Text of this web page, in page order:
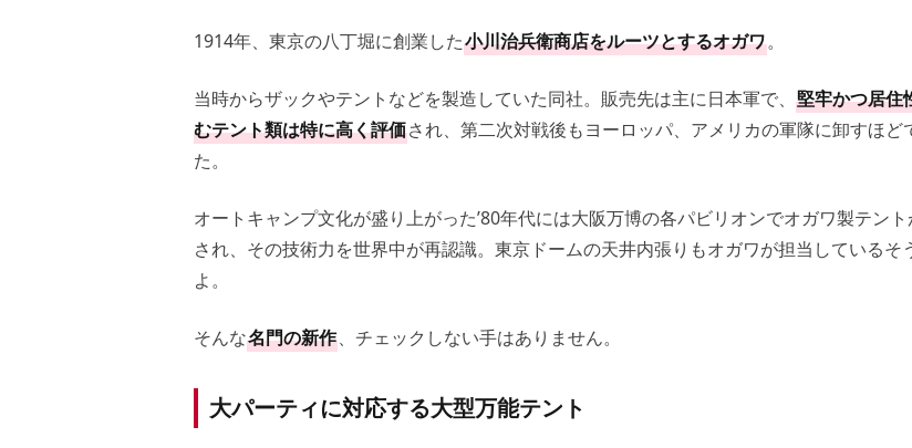
1914年、東京の八丁堀に創業した小川治兵衛商店をルーツとするオガワ。
当時からザックやテントなどを製造していた同社。販売先は主に日本軍で、 堅牢かつ居住
むテント類は特に高く評価され、第二次対戦後もヨーロッパ、アメリカの軍隊に卸すほど
た。
オートキャンプ文化が盛り上がった’80年代には大阪万博の各パビリオンでオガワ製テン
され、その技術力を世界中が再認識。東京ドームの天井内張りもオガワが担当しているそ
よ。
そんな名門の新作、チェックしない手はありません。
大パーティに対応する大型万能テント